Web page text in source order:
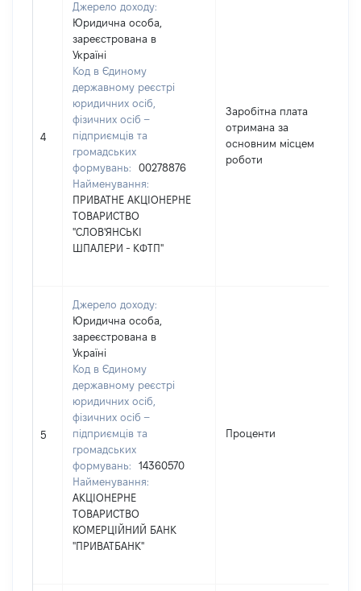
4
Джерело доходу:
Юридична особа,
зареєстрована в
Україні
Код в Єдиному
державному реєстрі
юридичних осіб,
фізичних осіб –
підприємців та
громадських
формувань:
00278876
Найменування:
ПРИВАТНЕ АКЦІОНЕРНЕ
ТОВАРИСТВО
"СЛОВ'ЯНСЬКІ
ШПАЛЕРИ - КФТП"
Заробітна плата
отримана за
основним місцем
роботи
5
Джерело доходу:
Юридична особа,
зареєстрована в
Україні
Код в Єдиному
державному реєстрі
юридичних осіб,
фізичних осіб –
підприємців та
громадських
формувань:
14360570
Найменування:
АКЦІОНЕРНЕ
ТОВАРИСТВО
КОМЕРЦІЙНИЙ БАНК
"ПРИВАТБАНК"
Проценти